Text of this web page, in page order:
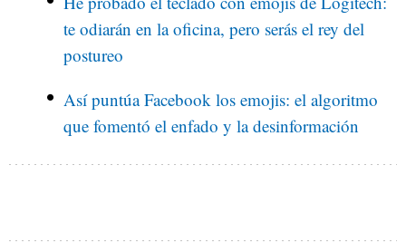
te odiarán en la oficina, pero serás el rey del
postureo
Así puntúa Facebook los emojis: el algoritmo
que fomentó el enfado y la desinformación